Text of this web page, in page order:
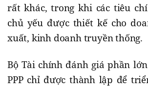
rất khác, trong khi các tiêu
chủ yếu được thiết kế cho
xuất, kinh doanh truyền thống.
Bộ Tài chính đánh giá phần
PPP chỉ được thành lập để